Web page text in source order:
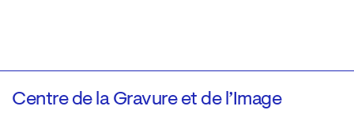
Centre de la Gravure et de l’Image